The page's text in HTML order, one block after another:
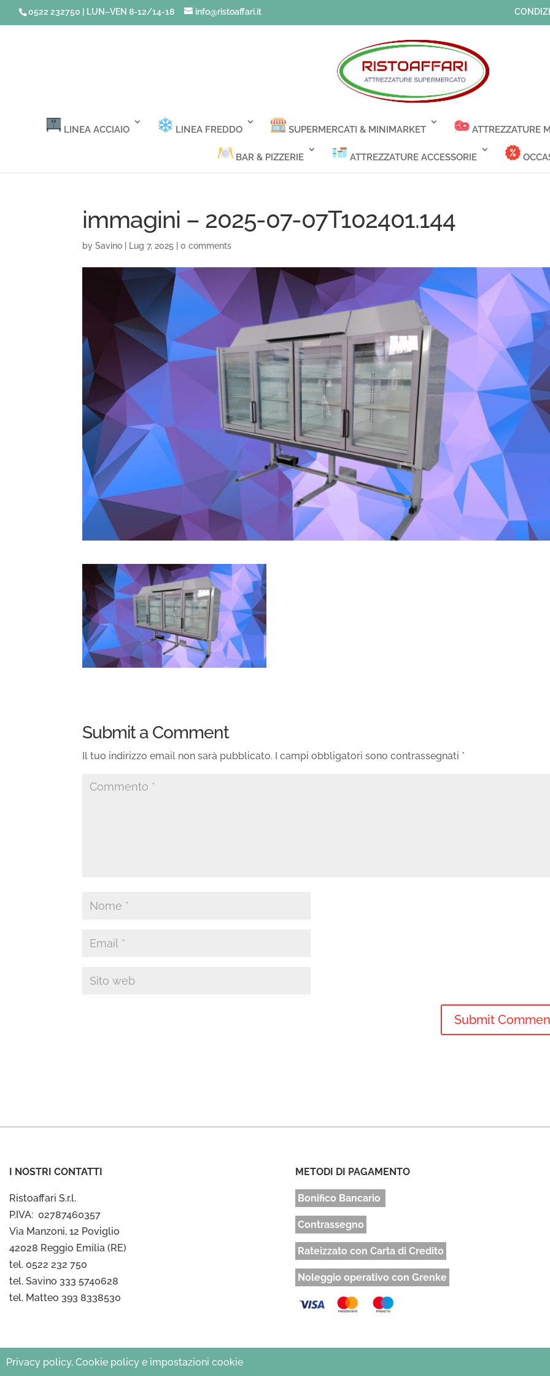
0522 232750 | LUN–VEN 8-12/14-18 info@ristoaffari.it
LINEA ACCIAIO LINEA FREDDO SUPERMERCATI & MINIMARKET ATTREZZATURE
BAR & PIZZERIE ATTREZZATURE ACCESSORIE
immagini – 2025-07-07T102401.144
bySavino Lug 7, 2025 |0 comments
Submit a Comment
Il tuo indirizzo email non sarà pubblicato. I campi obbligatori sono contrassegnati *
I NOSTRI CONTATTI
Ristoaffari S.r.l.
P.IVA: 02787460357
Via Manzoni, 12 Poviglio
42028 Reggio Emilia (RE)
tel. 0522 232 750
tel. Savino 333 5740628
tel. Matteo 393 8338530
METODI DI PAGAMENTO
Bonifico Bancario
Contrassegno
Rateizzato con Carta di Credito
Noleggio operativo con Grenke
Privacy policy, Cookie policy e impostazioni cookie